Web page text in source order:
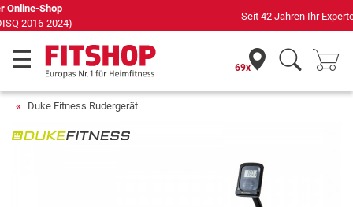
Seit 42 Jahren Ihr Experte für Heimfitness
69x
Duke Fitness Rudergerät